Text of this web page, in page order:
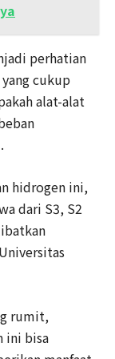
perhatian
cukup
alat-alat
hidrogen ini,
dari S3, S2
rumit,
ini bisa